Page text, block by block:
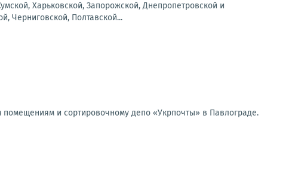
Харьковской, Запорожской, Днепропетровской и
Черниговской, Полтавской...
помещениям и сортировочному депо «Укрпочты» в Павлограде.